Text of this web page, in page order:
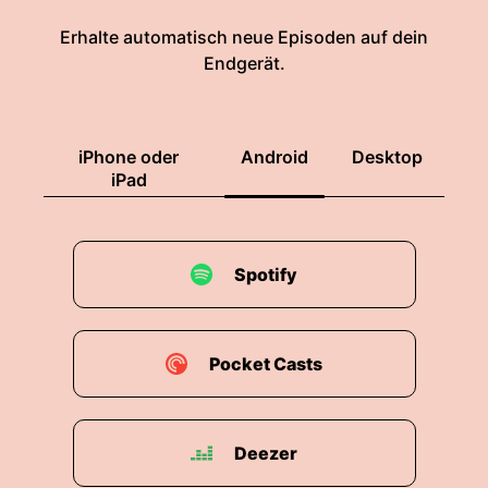
Erhalte automatisch neue Episoden auf dein
Endgerät.
iPhone oder
iPad
Android Desktop
Spotify
Pocket Casts
Deezer